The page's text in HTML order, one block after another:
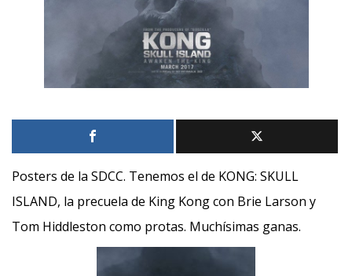
Posters de la SDCC. Tenemos el de KONG: SKULL
ISLAND, la precuela de King Kong con Brie Larson y
Tom Hiddleston como protas. Muchísimas ganas.